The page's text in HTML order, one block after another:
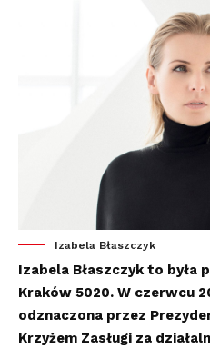
Izabela Błaszczyk
Izabela Błaszczyk to była
Kraków 5020. W czerwcu
odznaczona przez
Krzyżem Zasługi za